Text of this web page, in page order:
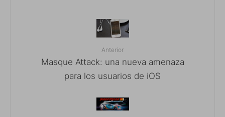
Anterior
Masque Attack: una nueva amenaza
para los usuarios de iOS